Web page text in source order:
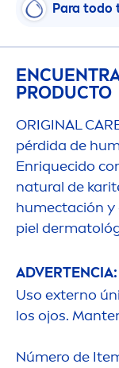
Para todo
PRODUCTO
ORIGINAL
pérdida de
Enriquecido
natural de
humectación y
piel
ADVERTENCIA:
Uso externo
los ojos.
Número de